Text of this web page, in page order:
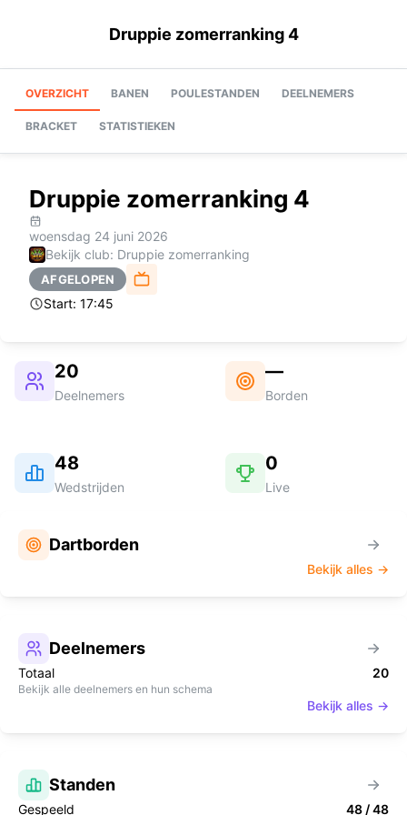
Druppie zomerranking 4
OVERZICHT BANEN POULESTANDEN DEELNEMERS
BRACKET STATISTIEKEN
Druppie zomerranking 4
woensdag 24 juni 2026
Bekijk club: Druppie zomerranking
AFGELOPEN
Start: 17:45
20
Deelnemers
—
Borden
48
Wedstrijden
0
Live
Dartborden
Bekijk alles →
Deelnemers
Totaal 20
Bekijk alle deelnemers en hun schema
Bekijk alles →
Standen
Gespeeld 48 /48